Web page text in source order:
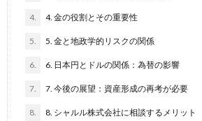
4. 4. 金の役割とその重要性
5. 5. 金と地政学的リスクの関係
6. 6. 日本円とドルの関係：為替の影響
7. 7. 今後の展望：資産形成の再考が必要
8. 8. シャルル株式会社に相談するメリット